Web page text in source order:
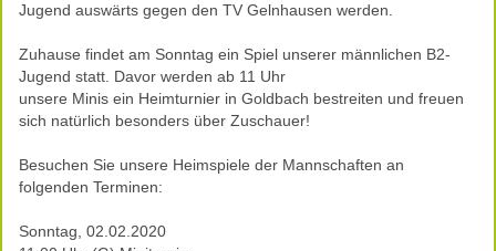
Jugend auswärts gegen den TV Gelnhausen werden.
Zuhause findet am Sonntag ein Spiel unserer männlichen B2-
Jugend statt. Davor werden ab 11 Uhr
unsere Minis ein Heimturnier in Goldbach bestreiten und freuen
sich natürlich besonders über Zuschauer!
Besuchen Sie unsere Heimspiele der Mannschaften an
folgenden Terminen:
Sonntag, 02.02.2020